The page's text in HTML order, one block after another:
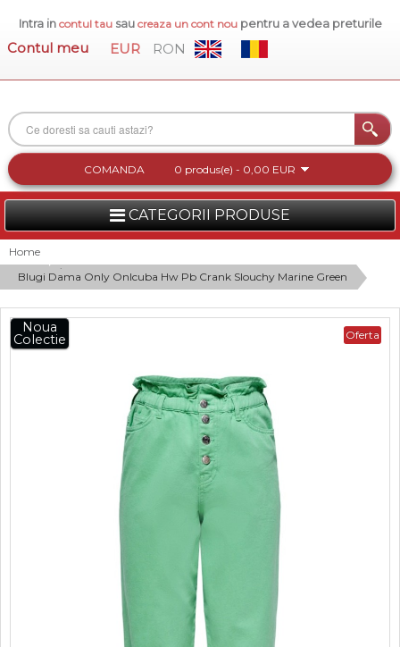
Intra in contul tausau creaza un cont nou pentru a vedea preturile
Contul meu EUR RON
COMANDA 0 produs(e) - 0,00 EUR
CATEGORII PRODUSE
FEMEI
BARBATI
INCALTAMINTE DAMA
Home
Blugi Dama Only Onlcuba Hw Pb Crank Slouchy Marine Green
Oferta
Noua
Colectie